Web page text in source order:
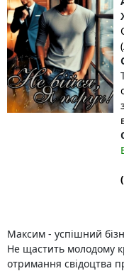
Максим - успішний
Не щастить молодому
отримання свідоцтва